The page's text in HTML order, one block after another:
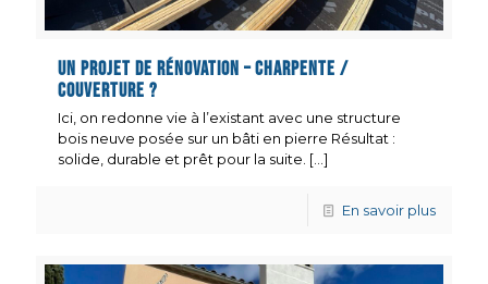
Un projet de Rénovation – Charpente /
Couverture ?
Ici, on redonne vie à l’existant avec une structure
bois neuve posée sur un bâti en pierre Résultat :
solide, durable et prêt pour la suite. […]
En savoir plus